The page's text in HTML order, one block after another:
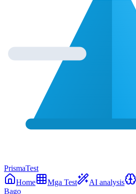
PrismaTest
Home
Mga Test AI analysis
Bago